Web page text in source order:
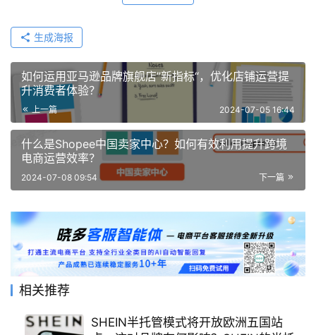
生成海报
如何运用亚马逊品牌旗舰店”新指标“，优化店铺运营提
升消费者体验？
上一篇 2024-07-05 16:44
什么是Shopee中国卖家中心？如何有效利用提升跨境
电商运营效率？
下一篇
2024-07-08 09:54
相关推荐
SHEIN半托管模式将开放欧洲五国站